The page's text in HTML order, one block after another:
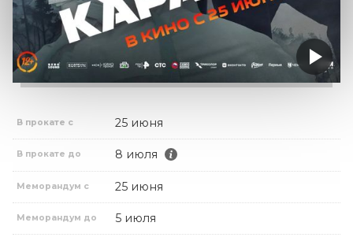
В прокате с 25 июня
В прокате до 8 июля
Меморандум с 25 июня
Меморандум до 5 июля